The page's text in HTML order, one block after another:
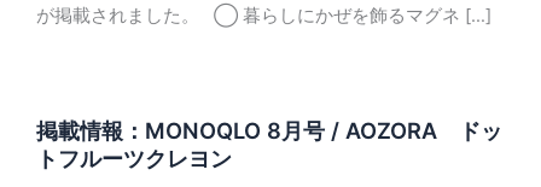
が掲載されました。 ◯ 暮らしにかぜを飾るマグネ […]
掲載情報：MONOQLO 8月号 / AOZORA ドッ
トフルーツクレヨン